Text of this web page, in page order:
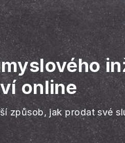
online
způsob, jak prodat své